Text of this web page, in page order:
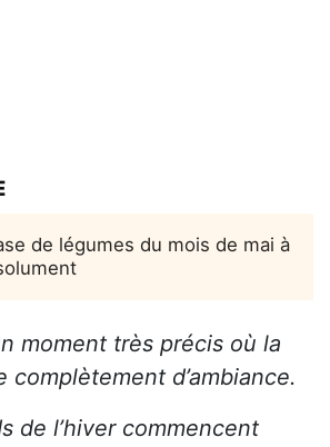
de légumes du mois de mai à
moment très précis où la
complètement d’ambiance.
de l’hiver commencent